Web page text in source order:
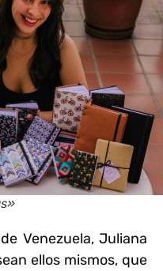
Venezuela, Juliana
ellos mismos, que